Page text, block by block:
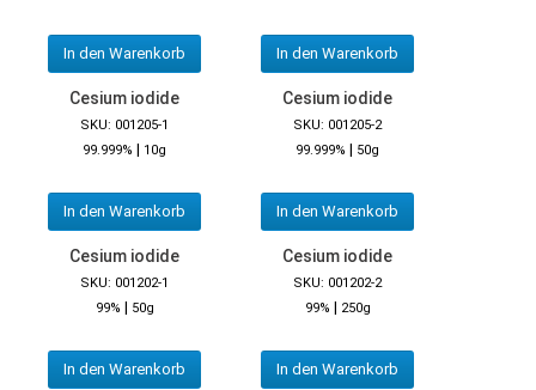
In den Warenkorb In den Warenkorb
Cesium iodide
SKU: 001205-1
99.999% | 10g
In den Warenkorb
Cesium iodide
SKU: 001205-2
99.999% | 50g
In den Warenkorb
Cesium iodide
SKU: 001202-1
99% | 50g
In den Warenkorb
Cesium iodide
SKU: 001202-2
99% | 250g
In den Warenkorb